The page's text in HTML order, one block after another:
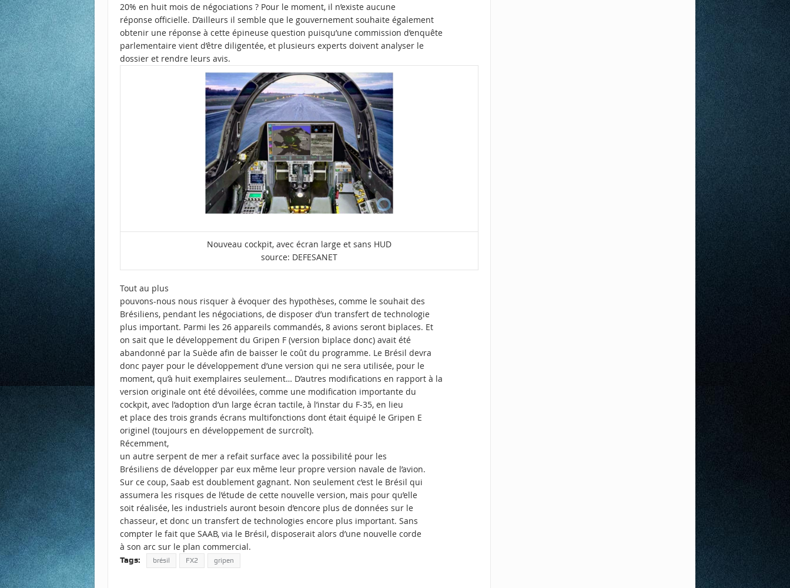
20% en huit mois de négociations ? Pour le moment, il n’existe aucune
réponse officielle. D’ailleurs il semble que le gouvernement souhaite également
obtenir une réponse à cette épineuse question puisqu’une commission d’enquête
parlementaire vient d’être diligentée, et plusieurs experts doivent analyser le
dossier et rendre leurs avis.
Nouveau cockpit, avec écran large et sans HUD
source: DEFESANET
Tout au plus
pouvons-nous nous risquer à évoquer des hypothèses, comme le souhait des
Brésiliens, pendant les négociations, de disposer d’un transfert de technologie
plus important. Parmi les 26 appareils commandés, 8 avions seront biplaces. Et
on sait que le développement du Gripen F (version biplace donc) avait été
abandonné par la Suède afin de baisser le coût du programme. Le Brésil devra
donc payer pour le développement d’une version qui ne sera utilisée, pour le
moment, qu’à huit exemplaires seulement… D’autres modifications en rapport à la
version originale ont été dévoilées, comme une modification importante du
cockpit, avec l’adoption d’un large écran tactile, à l’instar du F-35, en lieu
et place des trois grands écrans multifonctions dont était équipé le Gripen E
originel (toujours en développement de surcroît).
Récemment,
un autre serpent de mer a refait surface avec la possibilité pour les
Brésiliens de développer par eux même leur propre version navale de l’avion.
Sur ce coup, Saab est doublement gagnant. Non seulement c’est le Brésil qui
assumera les risques de l’étude de cette nouvelle version, mais pour qu’elle
soit réalisée, les industriels auront besoin d’encore plus de données sur le
chasseur, et donc un transfert de technologies encore plus important. Sans
compter le fait que SAAB, via le Brésil, disposerait alors d’une nouvelle corde
à son arc sur le plan commercial.
Tags: brésil FX2 gripen